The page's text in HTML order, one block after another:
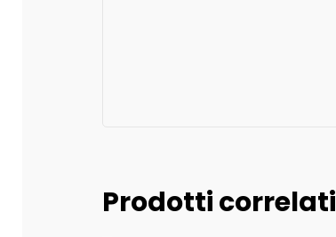
Prodotti correlati